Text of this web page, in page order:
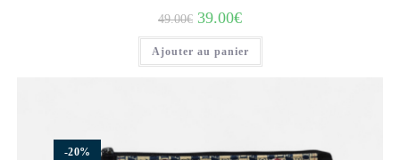
49.00€ 39.00€
Ajouter au panier
-20%